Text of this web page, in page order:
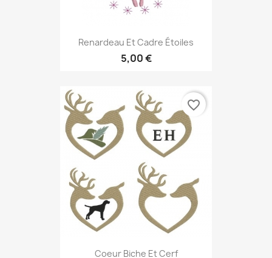
Renardeau Et Cadre Étoiles
5,00 €
Coeur Biche Et Cerf
favorite_border